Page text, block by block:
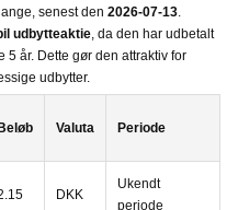
senest den 2026-07-13.
udbytteaktie, da den har udbetalt
5 år. Dette gør den attraktiv for
udbytter.
Beløb Valuta Periode
DKK
Ukendt
periode